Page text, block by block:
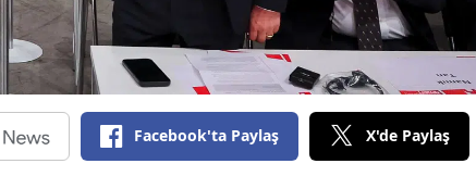
Facebook'ta Paylaş X'de Paylaş